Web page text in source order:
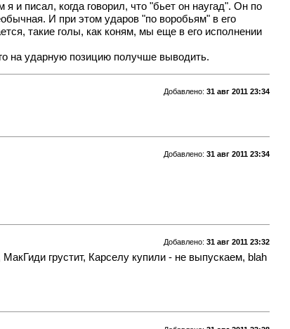
и писал, когда говорил, что "бьет он наугад". Он по
И при этом ударов "по воробьям" в его
такие голы, как коням, мы еще в его исполнении
на ударную позицию получше выводить.
Добавлено: 31 авг 2011 23:34
Добавлено: 31 авг 2011 23:34
Добавлено: 31 авг 2011 23:32
грустит, Карселу купили - не выпускаем, blah